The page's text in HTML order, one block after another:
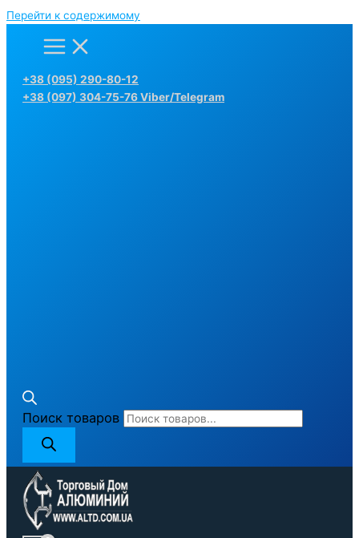
Перейти к содержимому
+38 (095) 290-80-12
+38 (097) 304-75-76 Viber/Telegram
Поиск товаров